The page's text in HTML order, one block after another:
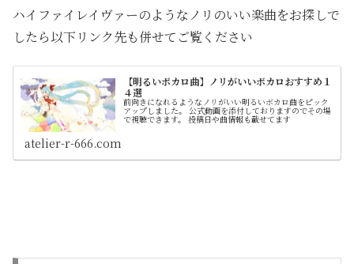
ハイファイレイヴァーのようなノリのいい楽曲をお探しで
したら以下リンク先も併せてご覧ください
【明るいボカロ曲】ノリがいいボカロおすすめ１
４選
前向きになれるようなノリがいい明るいボカロ曲をピック
アップしました。 公式動画を添付しておりますのでその場
で視聴できます。 投稿日や曲情報も載せてます
atelier-r-666.com